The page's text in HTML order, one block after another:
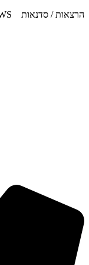
דלג
הרצאות / סדנאות TALK SHOWS